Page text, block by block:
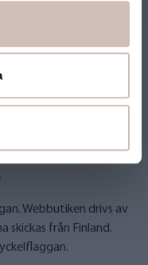
Webbutiken drivs av
från Finland.